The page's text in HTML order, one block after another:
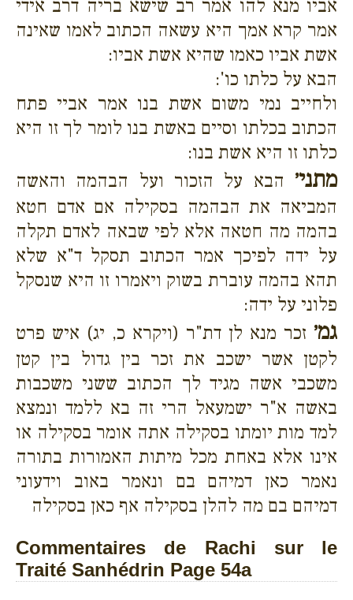
אביו מנא להו אמר רב שישא בריה דרב אידי
אמר קרא אמך היא עשאה הכתוב לאמו שאינה
אשת אביו כאמו שהיא אשת אביו:
הבא על כלתו כו':
ולחייב נמי משום אשת בנו אמר אביי פתח
הכתוב בכלתו וסיים באשת בנו לומר לך זו היא
כלתו זו היא אשת בנו:
מתני׳ הבא על הזכור ועל הבהמה והאשה
המביאה את הבהמה בסקילה אם אדם חטא
בהמה מה חטאה אלא לפי שבאה לאדם תקלה
על ידה לפיכך אמר הכתוב תסקל ד"א שלא
תהא בהמה עוברת בשוק ויאמרו זו היא שנסקל
פלוני על ידה:
גמ׳ זכר מנא לן דת"ר (ויקרא כ, יג) איש פרט
לקטן אשר ישכב את זכר בין גדול בין קטן
משכבי אשה מגיד לך הכתוב ששני משכבות
באשה א"ר ישמעאל הרי זה בא ללמד ונמצא
למד מות יומתו בסקילה אתה אומר בסקילה או
אינו אלא באחת מכל מיתות האמורות בתורה
נאמר כאן דמיהם בם ונאמר באוב וידעוני
דמיהם בם מה להלן בסקילה אף כאן בסקילה
Commentaires de Rachi sur le
Traité Sanhédrin Page 54a